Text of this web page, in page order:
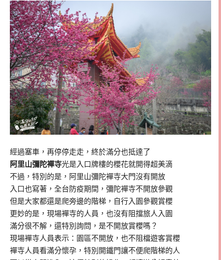
經過塞車，再停停走走，終於滿分也抵達了
阿里山彌陀襌寺光是入口牌樓的櫻花就開得超美滴
不過，特別的是，阿里山彌陀襌寺大門沒有開放
入口也寫著，全台防疫期間，彌陀襌寺不開放參觀
但是大家都還是爬旁邊的階梯，自行入園參觀賞櫻
更妙的是，現場襌寺的人員，也沒有阻擋旅人入園
滿分很不解，還特別詢問，是不開放賞櫻嗎？
現場襌寺人員表示：園區不開放，也不阻檔遊客賞櫻
襌寺人員看滿分懷孕，特別開鐵門讓不便爬階梯的人